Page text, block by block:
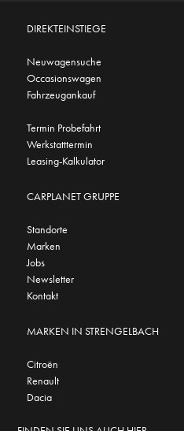
DIREKTEINSTIEGE
Neuwagensuche
Occasionswagen
Fahrzeugankauf
Termin Probefahrt
Werkstatttermin
Leasing-Kalkulator
CARPLANET GRUPPE
Standorte
Marken
Jobs
Newsletter
Kontakt
MARKEN IN STRENGELBACH
Citroën
Renault
Dacia